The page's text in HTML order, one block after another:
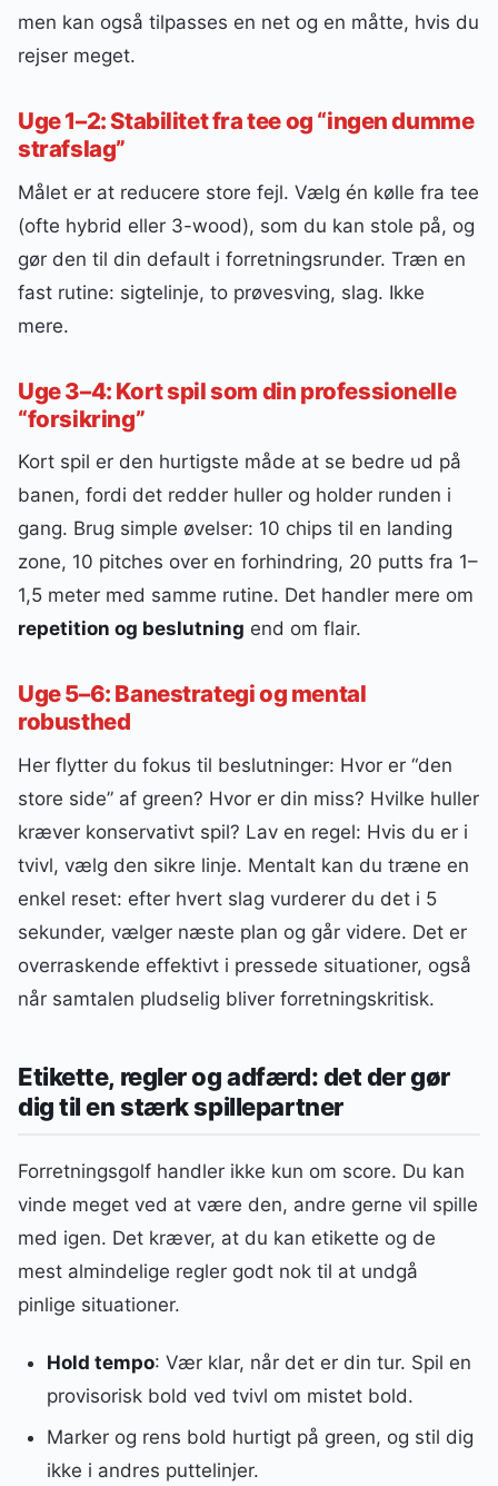
men kan også tilpasses en net og en måtte, hvis du
rejser meget.
Uge 1–2: Stabilitet fra tee og “ingen dumme
strafslag”
Målet er at reducere store fejl. Vælg én kølle fra tee
(ofte hybrid eller 3-wood), som du kan stole på, og
gør den til din default i forretningsrunder. Træn en
fast rutine: sigtelinje, to prøvesving, slag. Ikke
mere.
Uge 3–4: Kort spil som din professionelle
“forsikring”
Kort spil er den hurtigste måde at se bedre ud på
banen, fordi det redder huller og holder runden i
gang. Brug simple øvelser: 10 chips til en landing
zone, 10 pitches over en forhindring, 20 putts fra 1–
1,5 meter med samme rutine. Det handler mere om
repetition og beslutning end om flair.
Uge 5–6: Banestrategi og mental
robusthed
Her flytter du fokus til beslutninger: Hvor er “den
store side” af green? Hvor er din miss? Hvilke huller
kræver konservativt spil? Lav en regel: Hvis du er i
tvivl, vælg den sikre linje. Mentalt kan du træne en
enkel reset: efter hvert slag vurderer du det i 5
sekunder, vælger næste plan og går videre. Det er
overraskende effektivt i pressede situationer, også
når samtalen pludselig bliver forretningskritisk.
Etikette, regler og adfærd: det der gør
dig til en stærk spillepartner
Forretningsgolf handler ikke kun om score. Du kan
vinde meget ved at være den, andre gerne vil spille
med igen. Det kræver, at du kan etikette og de
mest almindelige regler godt nok til at undgå
pinlige situationer.
Hold tempo: Vær klar, når det er din tur. Spil en
provisorisk bold ved tvivl om mistet bold.
Marker og rens bold hurtigt på green, og stil dig
ikke i andres puttelinjer.